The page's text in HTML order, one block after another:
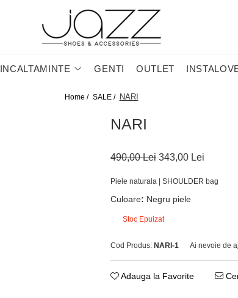
INCALTAMINTE GENTI OUTLET
Home / SALE / NARI
NARI
490,00 Lei 343,00 Lei
Piele naturala | SHOULDER bag
Culoare: Negru piele
Stoc Epuizat
Cod Produs: NARI-1 Ai nevoie de
Adauga la Favorite